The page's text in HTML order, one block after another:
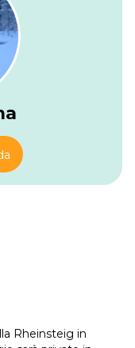
in alto.
Rheinsteig in